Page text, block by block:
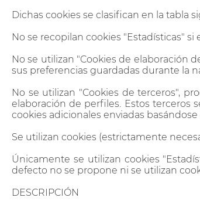
Dichas cookies se clasifican en la tabla
No se recopilan cookies "Estadísticas"
No se utilizan "Cookies de elaboración
sus preferencias guardadas durante la
No se utilizan "Cookies de terceros",
elaboración de perfiles. Estos terceros
cookies adicionales enviadas
Se utilizan cookies (estrictamente
Únicamente se utilizan cookies
defecto no se propone ni se utilizan
DESCRIPCIÓN